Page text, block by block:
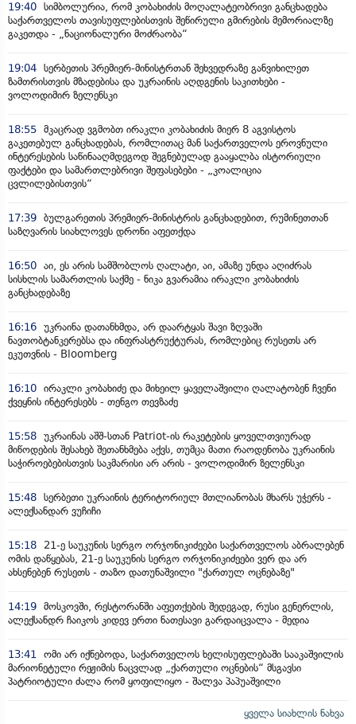
19:40 სიმბოლურია, რომ კობახიძის მოღალატეობრივი განცხადება
საქართველოს თავისუფლებისთვის შეწირული გმირების მემორიალზე
გაკეთდა - „ნაციონალური მოძრაობა“
19:04 სერბეთის პრემიერ-მინისტრთან შეხვედრაზე განვიხილეთ
ზამთრისთვის მზადებისა და უკრაინის აღდგენის საკითხები -
ვოლოდიმირ ზელენსკი
18:55 მკაცრად ვგმობთ ირაკლი კობახიძის მიერ 8 აგვისტოს
გაკეთებულ განცხადებას, რომლითაც მან საქართველოს ეროვნული
ინტერესების საწინააღმდეგოდ შეგნებულად გააყალბა ისტორიული
ფაქტები და სამართლებრივი შეფასებები - „კოალიცია
ცვლილებისთვის“
17:39 ბულგარეთის პრემიერ-მინისტრის განცხადებით, რუმინეთთან
საზღვარის სიახლოვეს დრონი აფეთქდა
16:50 აი, ეს არის სამშობლოს ღალატი, აი, ამაზე უნდა აღიძრას
სისხლის სამართლის საქმე - ნიკა გვარამია ირაკლი კობახიძის
განცხადებაზე
16:16 უკრაინა დათანხმდა, არ დაარტყას შავი ზღვაში
ნავთობტანკერებსა და ინფრასტრუქტურას, რომლებიც რუსეთს არ
ეკუთვნის - Bloomberg
16:10 ირაკლი კობახიძე და მიხეილ ყაველაშვილი ღალატობენ ჩვენი
ქვეყნის ინტერესებს - თენგო თევზაძე
15:58 უკრაინას აშშ-სთან Patriot-ის რაკეტების ყოველთვიურად
მიწოდების შესახებ შეთანხმება აქვს, თუმცა მათი რაოდენობა უკრაინის
საჭიროებებისთვის საკმარისი არ არის - ვოლოდიმირ ზელენსკი
15:48 სერბეთი უკრაინის ტერიტორიულ მთლიანობას მხარს უჭერს -
ალექსანდარ ვუჩიჩი
15:18
21-ე საუკუნის სერგო ორჯონიკიძეები საქართველოს აბრალებენ
ომის დაწყებას, 21-ე საუკუნის სერგო ორჯონიკიძეები ვერ და არ
ახსენებენ რუსეთს - თაზო დათუნაშვილი "ქართულ ოცნებაზე"
14:19 მოსკოვში, რესტორანში აფეთქების შედეგად, რუსი გენერლის,
ალექსანდრ ჩაიკოს კიდევ ერთი ნათესავი გარდაიცვალა - მედია
13:41 ომი არ იქნებოდა, საქართველოს ხელისუფლებაში სააკაშვილის
მარიონეტული რეჟიმის ნაცვლად „ქართული ოცნების“ მსგავსი
პატრიოტული ძალა რომ ყოფილიყო - შალვა პაპუაშვილი
ყველა სიახლის ნახვა